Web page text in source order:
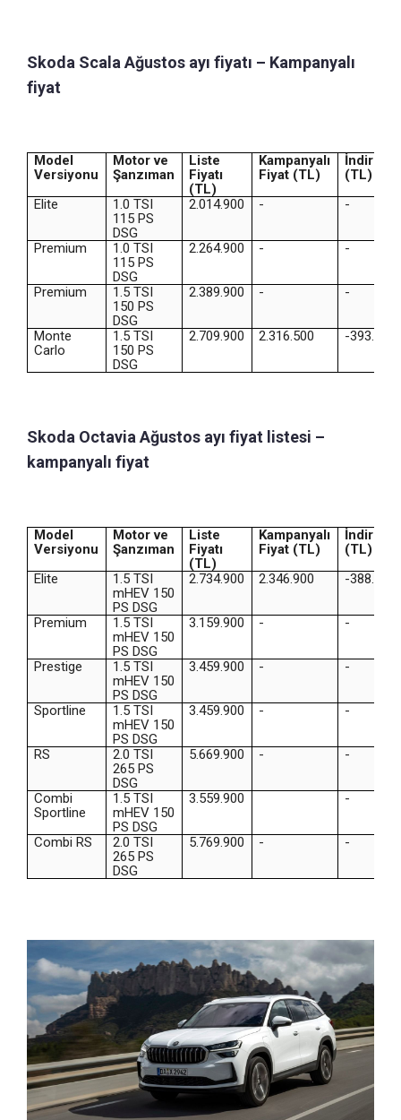
Skoda Scala Ağustos ayı fiyatı – Kampanyalı
fiyat
Model
Versiyonu
Motor ve
Şanzıman
Liste
Fiyatı
(TL)
Kampanyalı
Fiyat (TL)
İndirim
(TL)
Elite
1.0 TSI
115 PS
DSG
2.014.900 - -
Premium
1.0 TSI
115 PS
DSG
2.264.900 - -
Premium
1.5 TSI
150 PS
DSG
2.389.900 - -
Monte
Carlo
1.5 TSI
150 PS
DSG
2.709.900 2.316.500 -393.400
Skoda Octavia Ağustos ayı fiyat listesi –
kampanyalı fiyat
Model
Versiyonu
Motor ve
Şanzıman
Liste
Fiyatı
(TL)
Kampanyalı
Fiyat (TL)
İndirim
(TL)
Elite
1.5 TSI
mHEV 150
PS DSG
2.734.900 2.346.900 -388.000
Premium
1.5 TSI
mHEV 150
PS DSG
3.159.900 - -
Prestige
1.5 TSI
mHEV 150
PS DSG
3.459.900 - -
Sportline
1.5 TSI
mHEV 150
PS DSG
3.459.900 - -
RS
2.0 TSI
265 PS
DSG
5.669.900 - -
Combi
Sportline
1.5 TSI
mHEV 150
PS DSG
3.559.900 -
Combi RS
2.0 TSI
265 PS
DSG
5.769.900 - -